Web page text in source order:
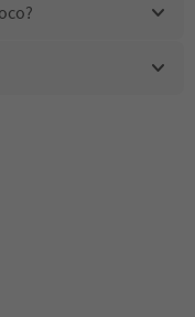
Bachgütl?
Guest Pass?